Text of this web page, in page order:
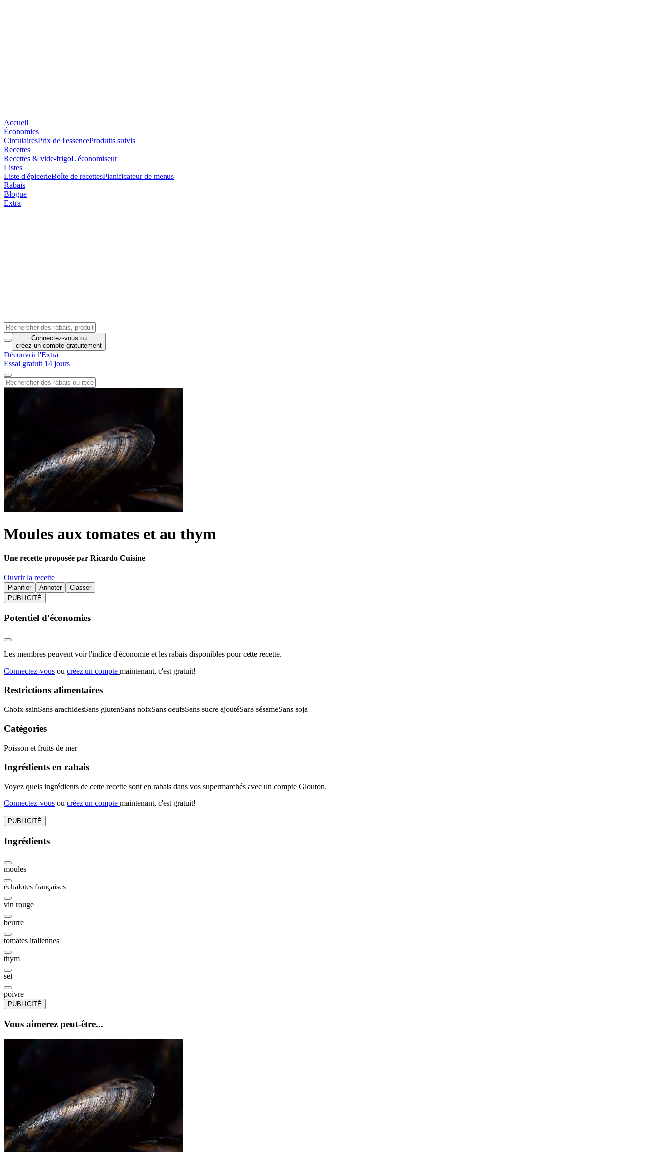
Accueil
Économies
CirculairesPrix de l'essenceProduits suivis
Recettes
Recettes & vide-frigoL'économiseur
Listes
Liste d'épicerieBoîte de recettesPlanificateur de menus
Rabais
Blogue
Extra
Connectez-vous ou
créez un compte gratuitement
Découvrir l'Extra
Essai gratuit 14 jours
Moules aux tomates et au thym
Une recette proposée par Ricardo Cuisine
Ouvrir la recette
Planifier Annoter
Classer
PUBLICITÉ
Potentiel d'économies
Les membres peuvent voir l'indice d'économie et les rabais disponibles pour cette recette.
Connectez-vous ou créez un compte maintenant, c'est gratuit!
Restrictions alimentaires
Choix sainSans arachidesSans glutenSans noixSans oeufsSans sucre ajoutéSans sésameSans soja
Catégories
Poisson et fruits de mer
Ingrédients en rabais
Voyez quels ingrédients de cette recette sont en rabais dans vos supermarchés avec un compte Glouton.
Connectez-vous ou créez un compte maintenant, c'est gratuit!
PUBLICITÉ
Ingrédients
moules
échalotes françaises
vin rouge
beurre
tomates italiennes
thym
sel
poivre
PUBLICITÉ
Vous aimerez peut-être...